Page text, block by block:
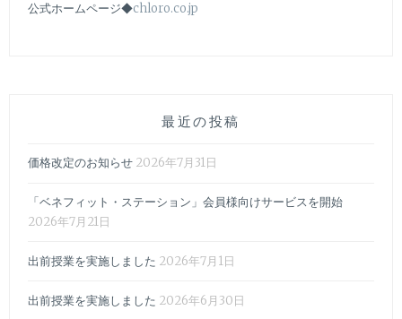
公式ホームページ◆chloro.co.jp
最近の投稿
価格改定のお知らせ 2026年7月31日
「ベネフィット・ステーション」会員様向けサービスを開始
2026年7月21日
出前授業を実施しました 2026年7月1日
出前授業を実施しました 2026年6月30日